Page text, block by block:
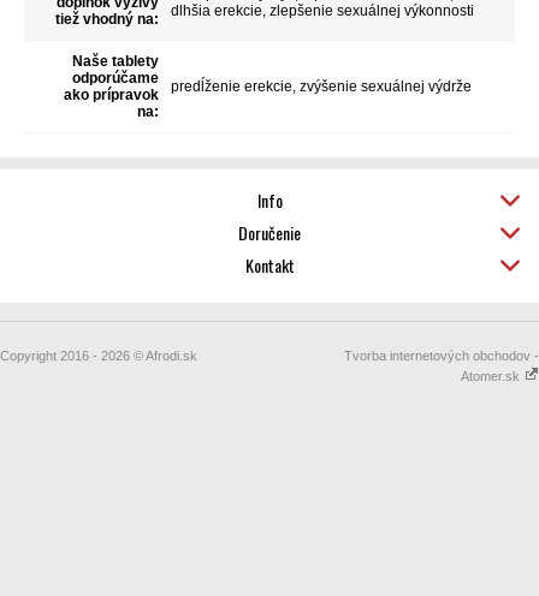
tiež vhodný na:
dlhšia erekcie, zlepšenie sexuálnej výkonnosti
Naše tablety
odporúčame
ako prípravok
na:
predĺženie erekcie, zvýšenie sexuálnej výdrže
Info
Doručenie
Kontakt
Copyright 2016 - 2026 © Afrodi.sk
Tvorba internetových obchodov -
Atomer.sk